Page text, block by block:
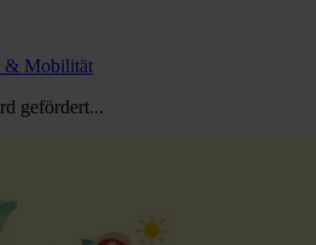
& Mobilität
gefördert...